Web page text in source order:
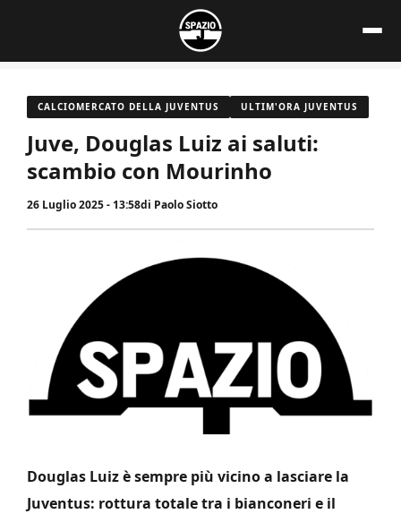
contenuto
CALCIOMERCATO DELLA JUVENTUS ULTIM'ORA JUVENTUS
Juve, Douglas Luiz ai saluti:
scambio con Mourinho
26 Luglio 2025 - 13:58di Paolo Siotto
Douglas Luiz è sempre più vicino a lasciare la
Juventus: rottura totale tra i bianconeri e il